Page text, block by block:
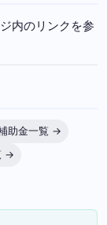
内のリンクを参
助金一覧 →
→